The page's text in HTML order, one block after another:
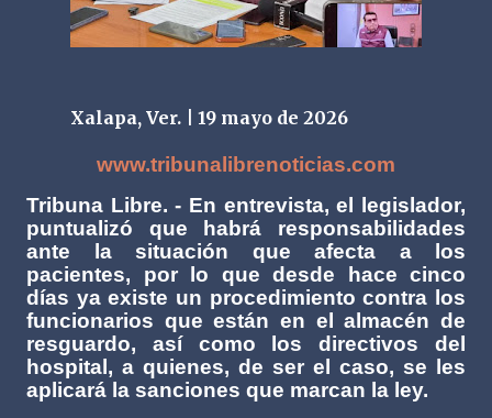
Xalapa, Ver. | 19 mayo de 2026
www.tribunalibrenoticias.com
Tribuna Libre. - En entrevista, el legislador,
puntualizó que habrá responsabilidades
ante la situación que afecta a los
pacientes, por lo que desde hace cinco
días ya existe un procedimiento contra los
funcionarios que están en el almacén de
resguardo, así como los directivos del
hospital, a quienes, de ser el caso, se les
aplicará la sanciones que marcan la ley.